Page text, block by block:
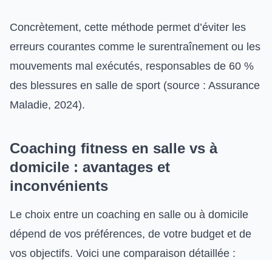
Concrètement, cette méthode permet d’éviter les
erreurs courantes comme le surentraînement ou les
mouvements mal exécutés, responsables de 60 %
des blessures en salle de sport (source : Assurance
Maladie, 2024).
Coaching fitness en salle vs à
domicile : avantages et
inconvénients
Le choix entre un coaching en salle ou à domicile
dépend de vos préférences, de votre budget et de
vos objectifs. Voici une comparaison détaillée :